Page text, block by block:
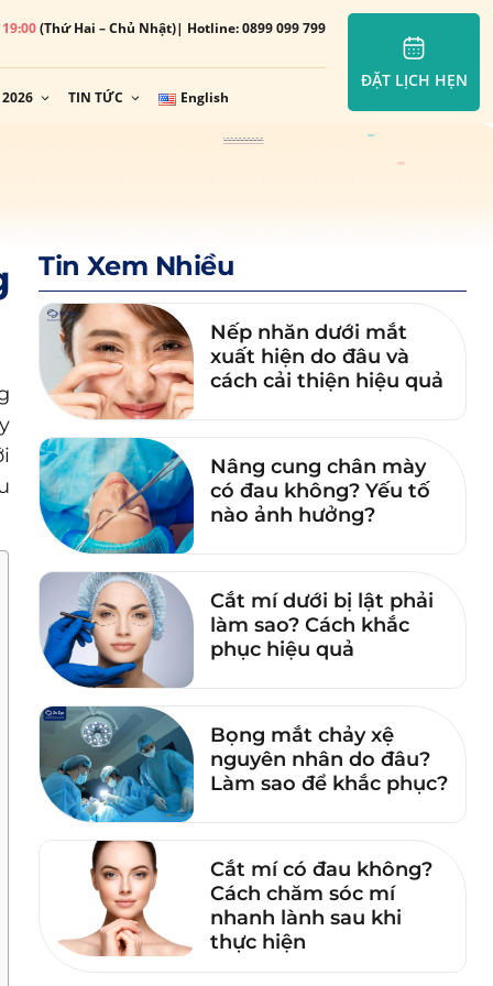
(Thứ Hai – Chủ Nhật)| Hotline: 0899 099 799
TIN TỨC English
ĐẶT LỊCH HẸN
Tin Xem Nhiều
Nếp nhăn dưới mắt
xuất hiện do đâu và
cách cải thiện hiệu quả
Nâng cung chân mày
có đau không? Yếu tố
nào ảnh hưởng?
Cắt mí dưới bị lật phải
làm sao? Cách khắc
phục hiệu quả
Bọng mắt chảy xệ
nguyên nhân do đâu?
Làm sao để khắc phục?
Cắt mí có đau không?
Cách chăm sóc mí
nhanh lành sau khi
thực hiện